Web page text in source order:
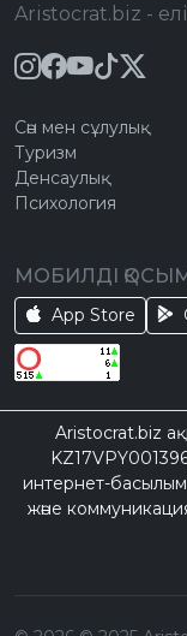
Aristocrat.biz -
Сән мен сұлулық
Туризм
Денсаулық
Психология
МОБИЛДІ
App Store
Aristocrat.biz
интернет-
және